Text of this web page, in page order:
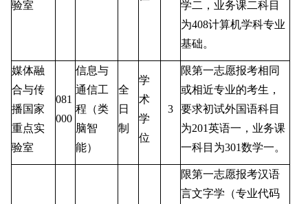
验室
学二，业务课二科目
为408计算机学科专业
基础。
媒体融
合与传
播国家
重点实
验室
081
000
信息与
通信工
程（类
脑智
能）
全
日
制
学
术
学
位
3
限第一志愿报考相同
或相近专业的考生，
要求初试外国语科目
为201英语一，业务课
一科目为301数学一。
限第一志愿报考汉语
言文字学（专业代码